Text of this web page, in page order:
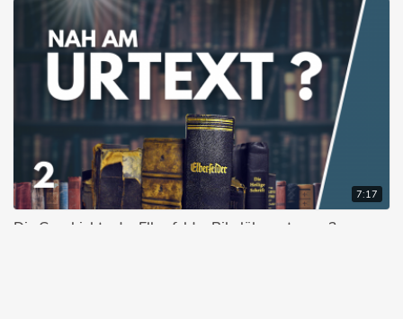
7:17
Die Geschichte der Elberfelder Bibelübersetzung 2